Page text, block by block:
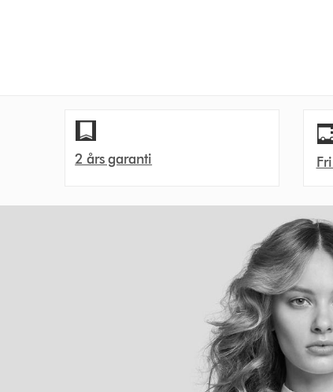
2 års garanti